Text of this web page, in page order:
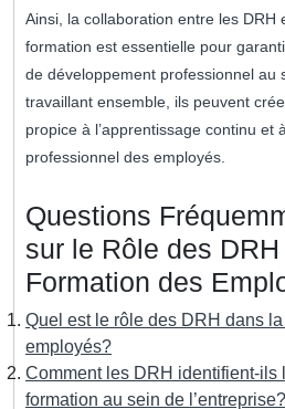
Ainsi, la collaboration entre les DRH
formation est essentielle pour
de développement professionnel au
travaillant ensemble, ils peuvent
propice à l’apprentissage continu et
professionnel des employés.
Questions
sur le Rôle des
Formation des
Quel est le rôle des DRH dans
employés?
Comment les DRH identifient-ils
formation au sein de l’entreprise?